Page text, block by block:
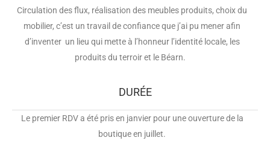
Circulation des flux, réalisation des meubles produits, choix du
mobilier, c’est un travail de confiance que j’ai pu mener afin
d’inventer un lieu qui mette à l’honneur l’identité locale, les
produits du terroir et le Béarn.
DURÉE
Le premier RDV a été pris en janvier pour une ouverture de la
boutique en juillet.